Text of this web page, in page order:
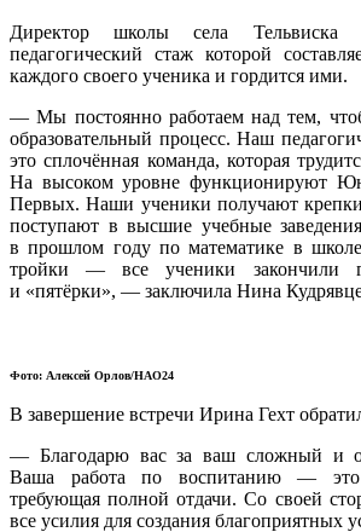
Директор школы села Тельвиска
педагогический стаж которой
каждого своего ученика и гордится ими.
— Мы постоянно работаем над тем,
образовательный процесс. Наш
это сплочённая команда, которая
На высоком уровне функционируют
Первых. Наши ученики получают
поступают в высшие учебные
в прошлом году по математике в
тройки — все ученики закончили
и «пятёрки», — заключила Нина
Фото: Алексей Орлов/НАО24
В завершение встречи Ирина Гехт
— Благодарю вас за ваш сложный и
Ваша работа по воспитанию — это
требующая полной отдачи. Со своей
все усилия для создания благоприятных